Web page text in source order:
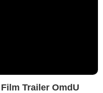
Trailer OmdU